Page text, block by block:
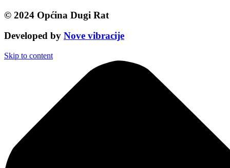
© 2024 Općina Dugi Rat
Developed by Nove vibracije
Skip to content